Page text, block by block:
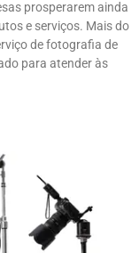
prosperarem ainda
e serviços. Mais do
de fotografia de
para atender às